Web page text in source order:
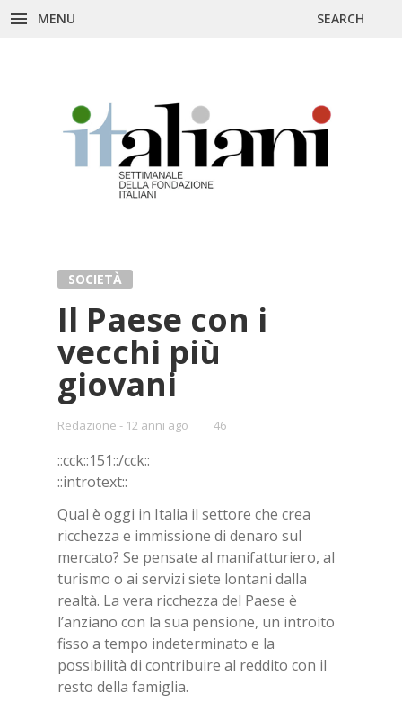
to MENU SEARCH
SOCIETÀ
Il Paese con i
vecchi più
giovani
Redazione 12 anni ago
•
46
::cck::151::/cck::
::introtext::
Qual è oggi in Italia il settore che crea
ricchezza e immissione di denaro sul
mercato? Se pensate al manifatturiero, al
turismo o ai servizi siete lontani dalla
realtà. La vera ricchezza del Paese è
l’anziano con la sua pensione, un introito
fisso a tempo indeterminato e la
possibilità di contribuire al reddito con il
resto della famiglia.